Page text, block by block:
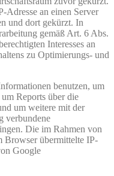
an einen Server
und dort gekürzt. In
gemäß Art. 6 Abs.
Interesses an
zu Optimierungs- und
benutzen, um
Reports über die
um weitere mit der
verbundene
Die im Rahmen von
Browser übermittelte IP-
Google